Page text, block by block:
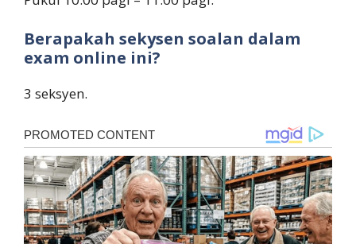
Berapakah sekysen soalan dalam
exam online ini?
3 seksyen.